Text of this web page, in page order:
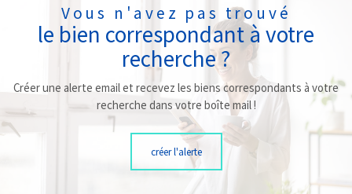
Vous n'avez pas trouvé
le bien correspondant à votre
recherche ?
Créer une alerte email et recevez les biens correspondants à votre
recherche dans votre boîte mail !
créer l'alerte